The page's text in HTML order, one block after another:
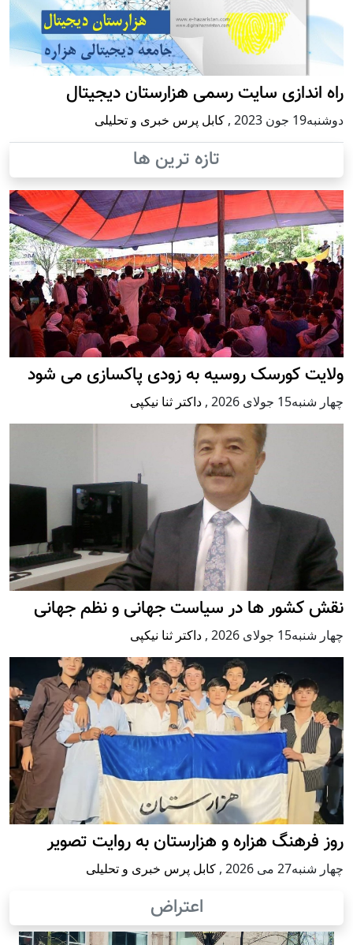
راه اندازی سایت رسمی هزارستان دیجیتال
دوشنبه19 جون 2023 , کابل پرس خبری و تحلیلی
تازه ترین ها
ولایت کورسک روسیه به زودی پاکسازی می شود
چهار شنبه15 جولای 2026 , داکتر ثنا نیکپی
نقش کشور ها در سیاست جهانی و نظم جهانی
چهار شنبه15 جولای 2026 , داکتر ثنا نیکپی
روز فرهنگ هزاره و هزارستان به روایت تصویر
چهار شنبه27 می 2026 , کابل پرس خبری و تحلیلی
اعتراض